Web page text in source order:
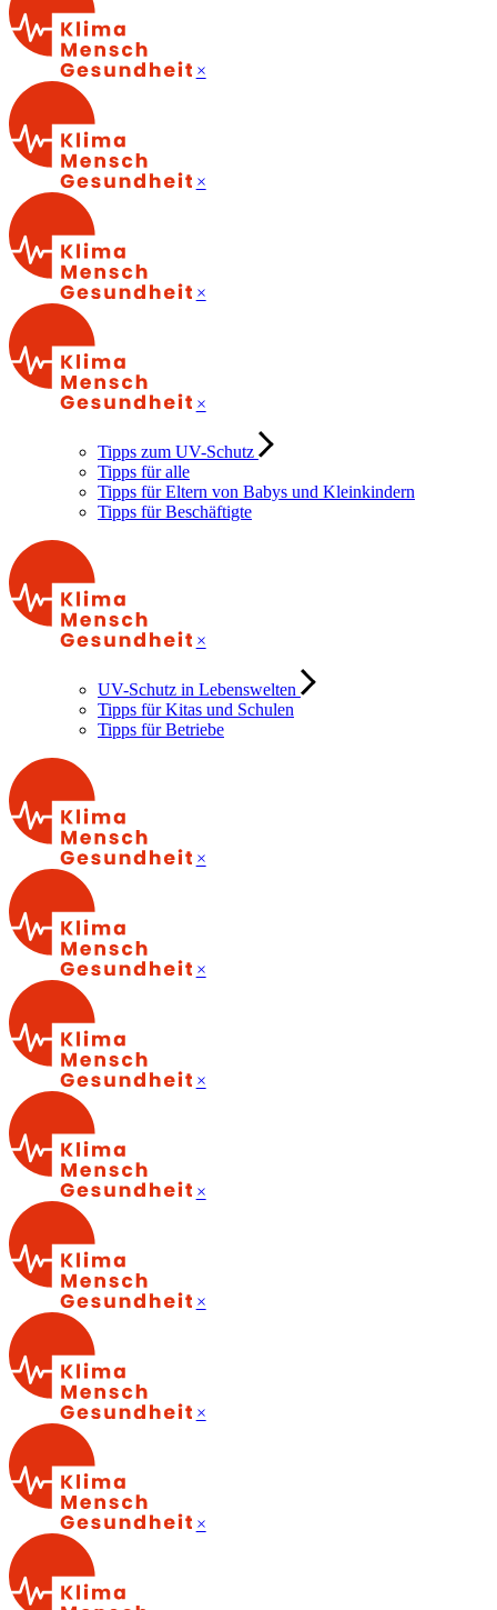
×
×
×
×
Tipps zum UV-Schutz
Tipps für alle
Tipps für Eltern von Babys und Kleinkindern
Tipps für Beschäftigte
×
UV-Schutz in Lebenswelten
Tipps für Kitas und Schulen
Tipps für Betriebe
×
×
×
×
×
×
×